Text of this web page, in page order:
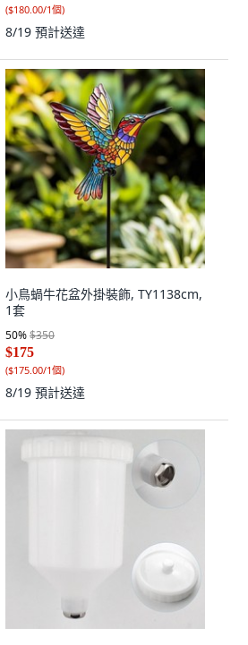
($180.00/1個)
8/19 預計送達
小鳥蝸牛花盆外掛裝飾, TY1138cm,
1套
50%$350
$175
($175.00/1個)
8/19 預計送達